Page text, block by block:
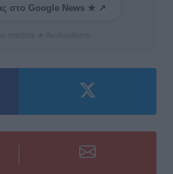
στο Google News ★ ↗